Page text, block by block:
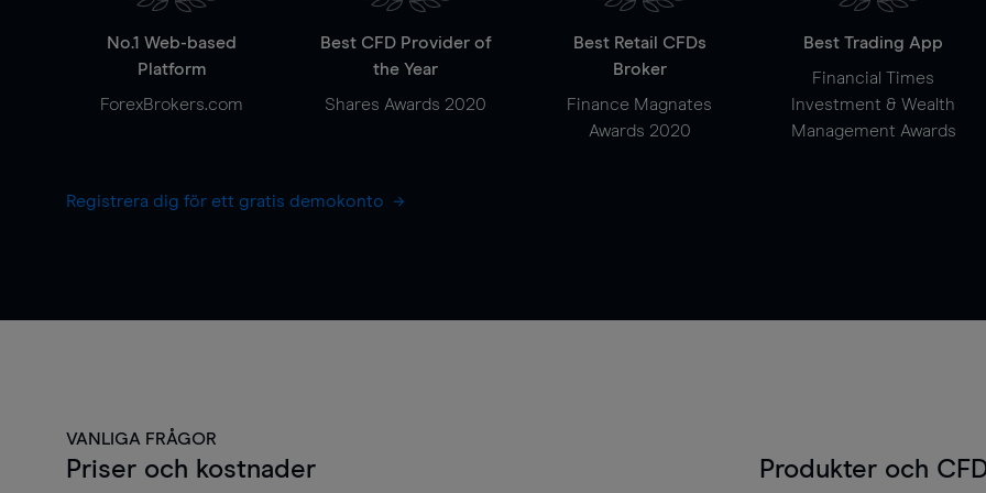
No.1 Web-based
Platform
ForexBrokers.com
Best CFD Provider of
the Year
Shares Awards 2020
Best Retail CFDs
Broker
Finance Magnates
Awards 2020
Best Trading App
Financial Times
Investment & Wealth
Management Awards
Registrera dig för ett gratis demokonto
VANLIGA FRÅGOR
Priser och kostnader Produkter och